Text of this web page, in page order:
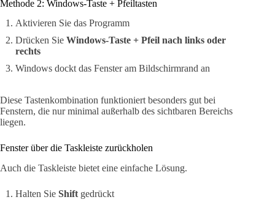
Methode 2: Windows-Taste + Pfeiltasten
Aktivieren Sie das Programm
Drücken Sie Windows-Taste + Pfeil nach links oder
rechts
Windows dockt das Fenster am Bildschirmrand an
Diese Tastenkombination funktioniert besonders gut bei
Fenstern, die nur minimal außerhalb des sichtbaren Bereichs
liegen.
Fenster über die Taskleiste zurückholen
Auch die Taskleiste bietet eine einfache Lösung.
Halten Sie Shift gedrückt